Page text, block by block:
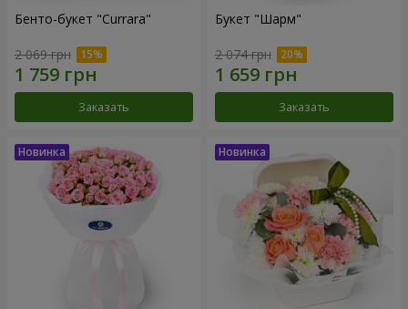
Бенто-букет "Currara"
2 069 грн
Заказать
Букет "Шарм"
2 074 грн
Заказать